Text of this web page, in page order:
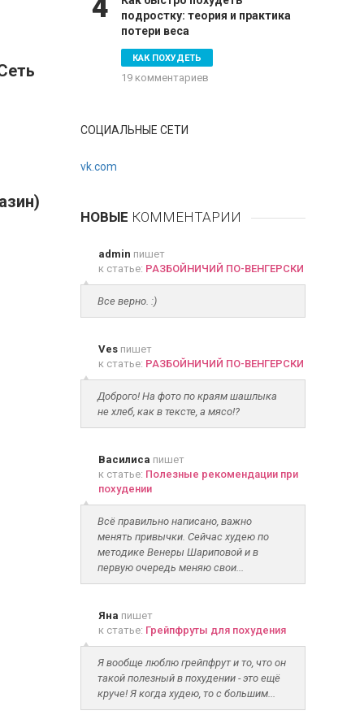
4
подростку: теория и практика
потери веса
КАК ПОХУДЕТЬ
19 комментариев
СОЦИАЛЬНЫЕ СЕТИ
vk.com
НОВЫЕ КОММЕНТАРИИ
admin пишет
к статье: РАЗБОЙНИЧИЙ ПО-ВЕНГЕРСКИ
Все верно. :)
Vesпишет
к статье: РАЗБОЙНИЧИЙ ПО-ВЕНГЕРСКИ
Доброго! На фото по краям шашлыка
не хлеб, как в тексте, а мясо!?
Василиса пишет
к статье: Полезные рекомендации при
похудении
Всё правильно написано, важно
менять привычки. Сейчас худею по
методике Венеры Шариповой и в
первую очередь меняю свои...
Яна пишет
к статье: Грейпфруты для похудения
Я вообще люблю грейпфрут и то, что он
такой полезный в похудении - это ещё
круче! Я когда худею, то с большим...